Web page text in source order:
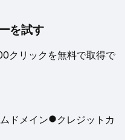
を試す
クリックを無料で取得で
ドメイン
クレジットカ